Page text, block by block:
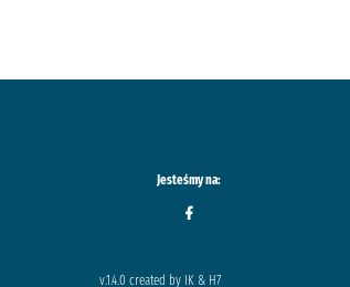
Jesteśmy na:
v.1.4.0 created by IK & H7